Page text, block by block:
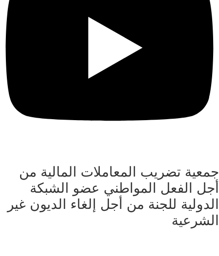
جمعية تضريب المعاملات المالية من
أجل الفعل المواطني عضو الشبكة
الدولية للجنة من أجل إلغاء الديون غير
الشرعية